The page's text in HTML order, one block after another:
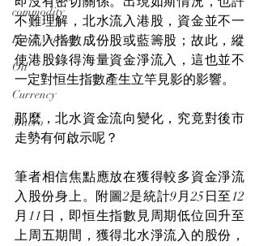
commodity
Bond Market
Oil
Currency
Macro
不難理解，北水流入港股，資金並不一
定流入指數成份股或藍籌股；故此，縱
使港股錄得海量資金淨流入，這也並不
一定對恒生指數產生立竿見影的影響。
那麼，北水資金流向變化，究竟對後市
走勢有何啟示呢？
筆者相信焦點應放在獲得較多資金淨流
入股份身上。附圖2是統計9月25日至12
月11日，即恒生指數見周期低位回升至
上周五期間，獲得北水淨流入的股份，